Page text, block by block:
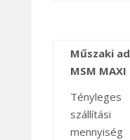
Műszaki
MSM MAXI
Tényleges
szállítási
mennyiség